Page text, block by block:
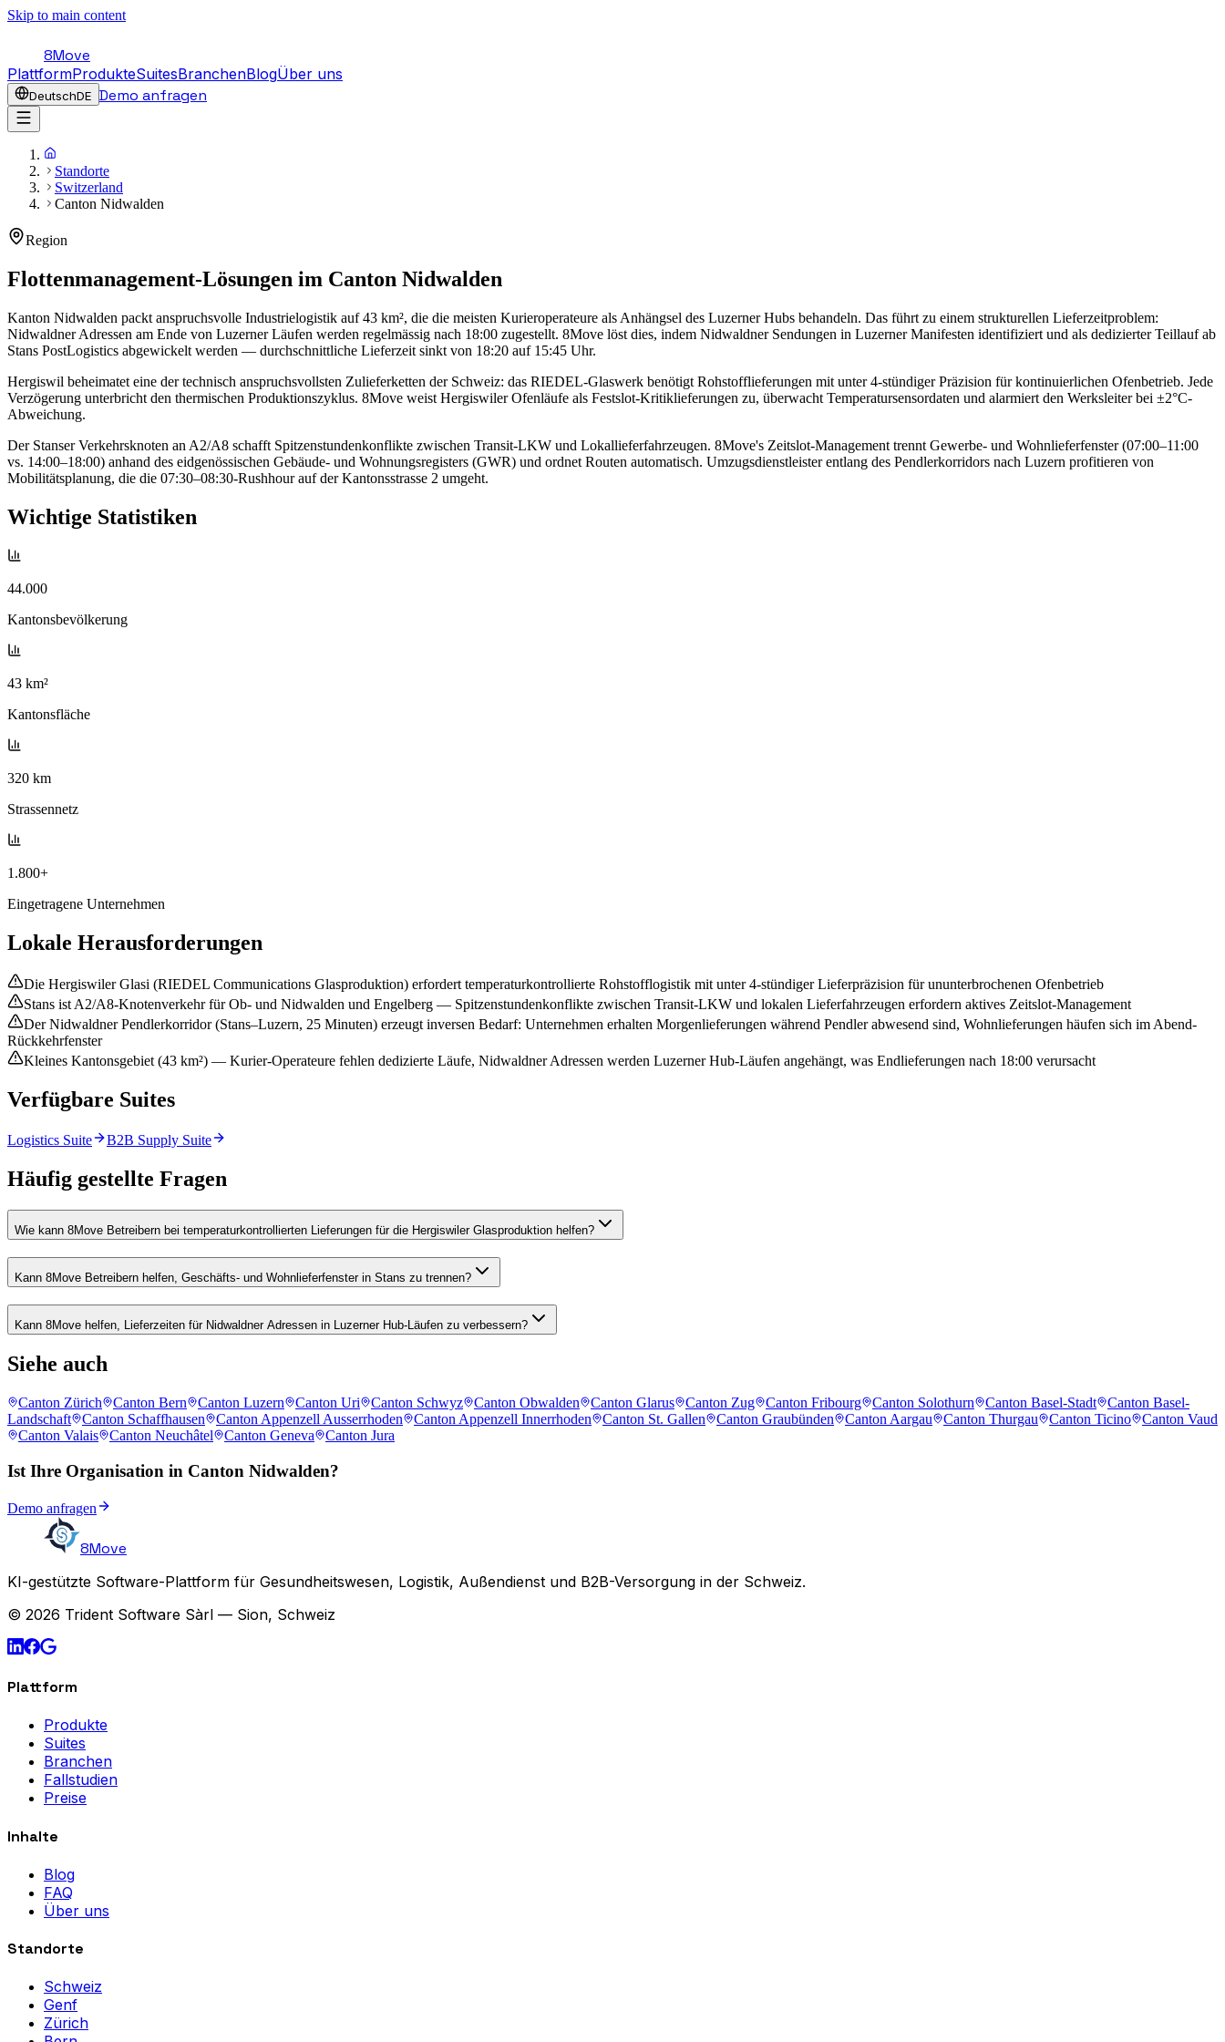
Skip to main content
8Move
PlattformProdukteSuitesBranchenBlogÜber uns
DeutschDE Demo anfragen
Standorte
Switzerland
Canton Nidwalden
Region
Flottenmanagement-Lösungen im Canton Nidwalden
Kanton Nidwalden packt anspruchsvolle Industrielogistik auf 43 km², die die meisten Kurieroperateure als Anhängsel des Luzerner Hubs behandeln. Das führt zu einem strukturellen Lieferzeitproblem:
Nidwaldner Adressen am Ende von Luzerner Läufen werden regelmässig nach 18:00 zugestellt. 8Move löst dies, indem Nidwaldner Sendungen in Luzerner Manifesten identifiziert und als dedizierter Teillauf ab
Stans PostLogistics abgewickelt werden — durchschnittliche Lieferzeit sinkt von 18:20 auf 15:45 Uhr.
Hergiswil beheimatet eine der technisch anspruchsvollsten Zulieferketten der Schweiz: das RIEDEL-Glaswerk benötigt Rohstofflieferungen mit unter 4-stündiger Präzision für kontinuierlichen Ofenbetrieb. Jede
Verzögerung unterbricht den thermischen Produktionszyklus. 8Move weist Hergiswiler Ofenläufe als Festslot-Kritiklieferungen zu, überwacht Temperatursensordaten und alarmiert den Werksleiter bei ±2°C-
Abweichung.
Der Stanser Verkehrsknoten an A2/A8 schafft Spitzenstundenkonflikte zwischen Transit-LKW und Lokallieferfahrzeugen. 8Move's Zeitslot-Management trennt Gewerbe- und Wohnlieferfenster (07:00–11:00
vs. 14:00–18:00) anhand des eidgenössischen Gebäude- und Wohnungsregisters (GWR) und ordnet Routen automatisch. Umzugsdienstleister entlang des Pendlerkorridors nach Luzern profitieren von
Mobilitätsplanung, die die 07:30–08:30-Rushhour auf der Kantonsstrasse 2 umgeht.
Wichtige Statistiken
44.000
Kantonsbevölkerung
43 km²
Kantonsfläche
320 km
Strassennetz
1.800+
Eingetragene Unternehmen
Lokale Herausforderungen
Die Hergiswiler Glasi (RIEDEL Communications Glasproduktion) erfordert temperaturkontrollierte Rohstofflogistik mit unter 4-stündiger Lieferpräzision für ununterbrochenen Ofenbetrieb
Stans ist A2/A8-Knotenverkehr für Ob- und Nidwalden und Engelberg — Spitzenstundenkonflikte zwischen Transit-LKW und lokalen Lieferfahrzeugen erfordern aktives Zeitslot-Management
Der Nidwaldner Pendlerkorridor (Stans–Luzern, 25 Minuten) erzeugt inversen Bedarf: Unternehmen erhalten Morgenlieferungen während Pendler abwesend sind, Wohnlieferungen häufen sich im Abend-
Rückkehrfenster
Kleines Kantonsgebiet (43 km²) — Kurier-Operateure fehlen dedizierte Läufe, Nidwaldner Adressen werden Luzerner Hub-Läufen angehängt, was Endlieferungen nach 18:00 verursacht
Verfügbare Suites
Logistics Suite B2B Supply Suite
Häufig gestellte Fragen
Wie kann 8Move Betreibern bei temperaturkontrollierten Lieferungen für die Hergiswiler Glasproduktion helfen?
Kann 8Move Betreibern helfen, Geschäfts- und Wohnlieferfenster in Stans zu trennen?
Kann 8Move helfen, Lieferzeiten für Nidwaldner Adressen in Luzerner Hub-Läufen zu verbessern?
Siehe auch
Canton Zürich Canton Bern Canton Luzern Canton Uri Canton Schwyz Canton Obwalden Canton Glarus Canton Zug Canton Fribourg Canton Solothurn Canton Basel-Stadt
Canton Basel-
Landschaft
Canton Schaffhausen Canton Appenzell Ausserrhoden Canton Appenzell Innerrhoden Canton St. Gallen Canton Graubünden Canton Aargau Canton Thurgau Canton Ticino
Canton Vaud
Canton Valais
Canton Neuchâtel Canton Geneva Canton Jura
Ist Ihre Organisation in Canton Nidwalden?
Demo anfragen
8Move
KI-gestützte Software-Plattform für Gesundheitswesen, Logistik, Außendienst und B2B-Versorgung in der Schweiz.
© 2026 Trident Software Sàrl — Sion, Schweiz
Plattform
Produkte
Suites
Branchen
Fallstudien
Preise
Inhalte
Blog
FAQ
Über uns
Standorte
Schweiz
Genf
Zürich